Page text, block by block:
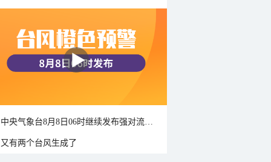
又有两个台风生成了